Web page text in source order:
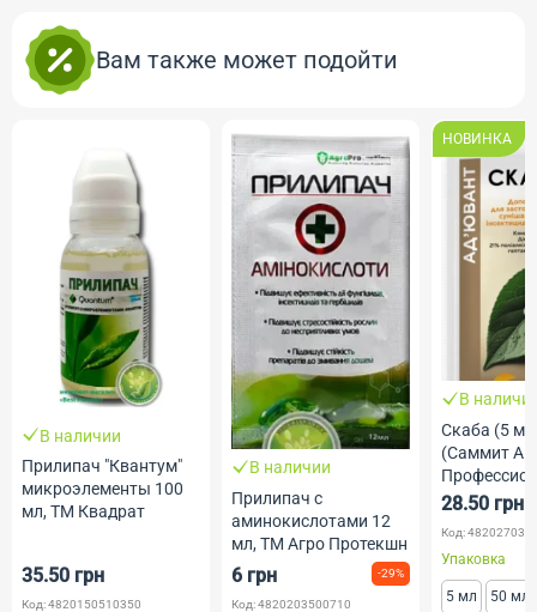
Вам также может подойти
В наличии
Прилипач "Квантум"
микроэлементы 100
мл, ТМ Квадрат
35.50 грн
Код: 4820150510350
В наличии
Прилипач с
аминокислотами 12
мл, ТМ Агро Протекшн
6 грн -29%
Код: 4820203500710
НОВИНКА
В
Скаба (5
(Саммит
Семена
28.50 грн
Код:
Упаковка
5 мл 50 мл